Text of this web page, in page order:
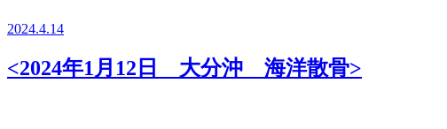
2024.4.14
<2024年1月12日 大分沖 海洋散骨>